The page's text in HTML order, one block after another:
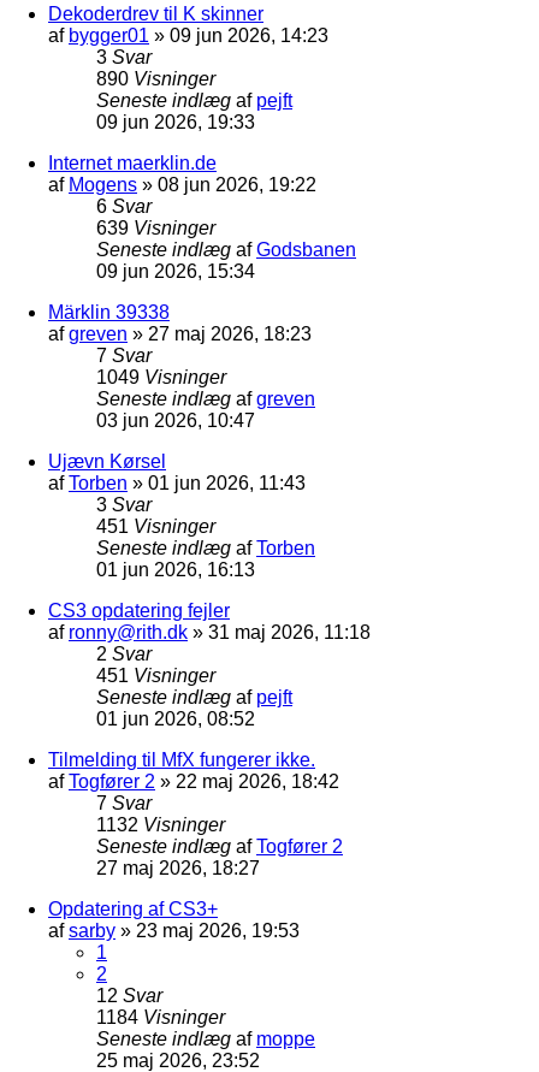
Dekoderdrev til K skinner
af bygger01 » 09 jun 2026, 14:23
3 Svar
890 Visninger
Seneste indlæg af pejft
09 jun 2026, 19:33
Internet maerklin.de
af Mogens » 08 jun 2026, 19:22
6 Svar
639 Visninger
Seneste indlæg afGodsbanen
09 jun 2026, 15:34
Märklin 39338
afgreven » 27 maj 2026, 18:23
7 Svar
1049 Visninger
Seneste indlæg afgreven
03 jun 2026, 10:47
Ujævn Kørsel
afTorben » 01 jun 2026, 11:43
3 Svar
451 Visninger
Seneste indlæg afTorben
01 jun 2026, 16:13
CS3 opdatering fejler
af ronny@rith.dk » 31 maj 2026, 11:18
2 Svar
451 Visninger
Seneste indlæg af pejft
01 jun 2026, 08:52
Tilmelding til MfX fungerer ikke.
afTogfører 2 » 22 maj 2026, 18:42
7 Svar
1132 Visninger
Seneste indlæg afTogfører 2
27 maj 2026, 18:27
Opdatering af CS3+
afsarby » 23 maj 2026, 19:53
1
2
12 Svar
1184 Visninger
Seneste indlæg af moppe
25 maj 2026, 23:52